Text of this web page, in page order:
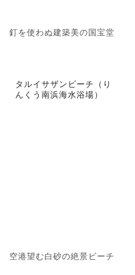
釘を使わぬ建築美の国宝堂
タルイサザンビーチ（り
んくう南浜海水浴場）
空港望む白砂の絶景ビーチ